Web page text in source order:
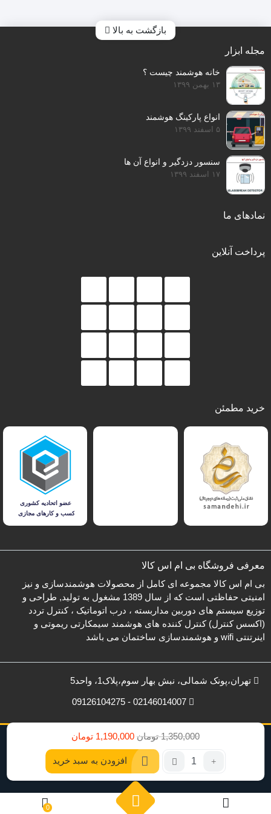
بازگشت به بالا
مجله ابزار
خانه هوشمند چیست ؟
۱۳ بهمن ۱۳۹۹
انواع پارکینگ هوشمند
۵ اسفند ۱۳۹۹
سنسور دزدگیر و انواع آن ها
۱۷ اسفند ۱۳۹۹
نمادهای ما
پرداخت آنلاین
خرید مطمئن
معرفی فروشگاه بی ام اس کالا
بی ام اس کالا مجموعه ای کامل از محصولات هوشمندسازی و نیز
امنیتی حفاظتی است که از سال 1389 مشغول به تولید, طراحی و
توزیع سیستم های دوربین مداربسته ، درب اتوماتیک ، کنترل تردد
(اکسس کنترل) کنترل کننده های هوشمند سیمکارتی ریموتی و
اینرتنتی wifi و هوشمندسازی ساختمان می باشد
تهران،پونک شمالی، نبش بهار سوم،پلاک1، واحد5
02146014007 - 09126104275
تمامی حقوق برای بی ام اس کالا محفوظ است.
1,350,000 تومان
قیمت
1,350,000
1,190,000 تومان
قیمت
1,190,000
تعداد:
فرمان
و
افزودن به سبد خرید
0